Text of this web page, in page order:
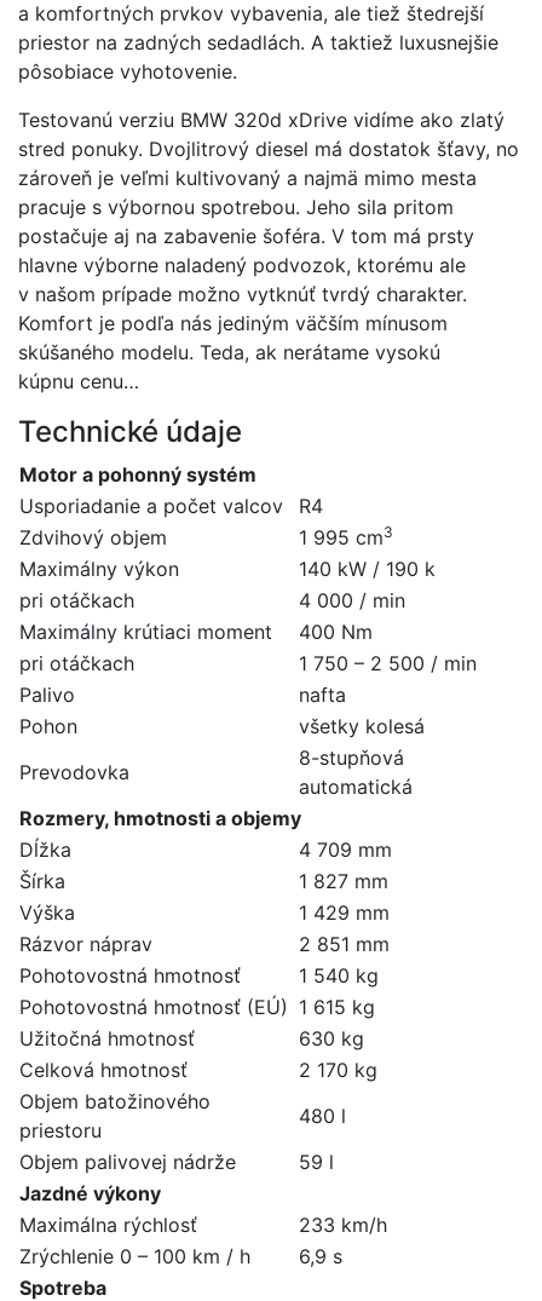
a komfortných prvkov vybavenia, ale tiež štedrejší
priestor na zadných sedadlách. A taktiež luxusnejšie
pôsobiace vyhotovenie.
Testovanú verziu BMW 320d xDrive vidíme ako zlatý
stred ponuky. Dvojlitrový diesel má dostatok šťavy, no
zároveň je veľmi kultivovaný a najmä mimo mesta
pracuje s výbornou spotrebou. Jeho sila pritom
postačuje aj na zabavenie šoféra. V tom má prsty
hlavne výborne naladený podvozok, ktorému ale
v našom prípade možno vytknúť tvrdý charakter.
Komfort je podľa nás jediným väčším mínusom
skúšaného modelu. Teda, ak nerátame vysokú
kúpnu cenu…
Technické údaje
Motor a pohonný systém
Usporiadanie a počet valcov
R4
Zdvihový objem
1 995 cm3
Maximálny výkon
140 kW / 190 k
pri otáčkach
4 000 / min
Maximálny krútiaci moment
400 Nm
pri otáčkach
1 750 – 2 500 / min
Palivo
nafta
Pohon
všetky kolesá
Prevodovka
8-stupňová
automatická
Rozmery, hmotnosti a objemy
Dĺžka
4 709 mm
Šírka
1 827 mm
Výška
1 429 mm
Rázvor náprav
2 851 mm
Pohotovostná hmotnosť
1 540 kg
Pohotovostná hmotnosť (EÚ) 1 615 kg
Užitočná hmotnosť
630 kg
Celková hmotnosť
2 170 kg
Objem batožinového
priestoru
480 l
Objem palivovej nádrže
59 l
Jazdné výkony
Maximálna rýchlosť
233 km/h
Zrýchlenie 0 – 100 km / h
6,9 s
Spotreba